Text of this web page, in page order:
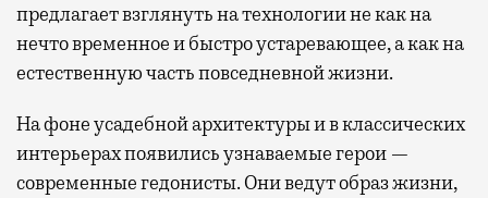
предлагает взглянуть на технологии не как на
нечто временное и быстро устаревающее, а как на
естественную часть повседневной жизни.
На фоне усадебной архитектуры и в классических
интерьерах появились узнаваемые герои —
современные гедонисты. Они ведут образ жизни,